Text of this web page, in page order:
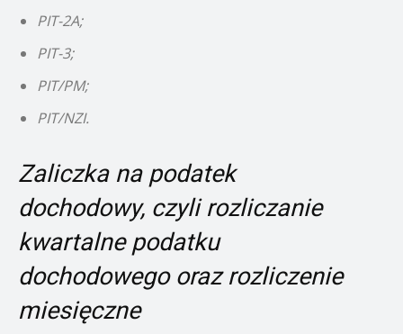
PIT-2A;
PIT-3;
PIT/PM;
PIT/NZI.
Zaliczka na podatek
dochodowy, czyli rozliczanie
kwartalne podatku
dochodowego oraz rozliczenie
miesięczne